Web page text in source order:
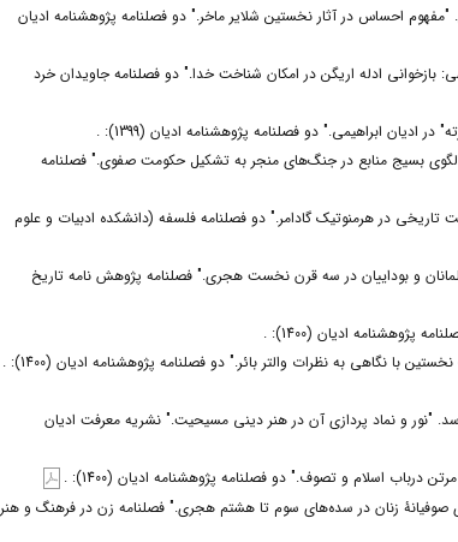
احساس در آثار نخستین شلایر ماخر." دو فصلنامه پژوهشنامه ادیان
بازخوانی ادله اریگن در امکان شناخت خدا." دو فصلنامه جاویدان خرد
ابراهیمی." دو فصلنامه پژوهشنامه ادیان (1399): .
بسیج منابع در جنگ‌های منجر به تشکیل حکومت صفوی." فصلنامه
در هرمنوتیک گادامر." دو فصلنامه فلسفه (دانشکده ادبیات و علوم
و بوداییان در سه قرن نخست هجری." فصلنامه پژوهش نامه تاریخ
پژوهشنامه ادیان (1400): .
نگاهی به نظرات والتر بائر." دو فصلنامه پژوهشنامه ادیان (1400): .
"نور و نماد پردازی آن در هنر دینی مسیحیت." نشریه معرفت ادیان
درباب اسلام و تصوف." دو فصلنامه پژوهشنامه ادیان (1400): .
صوفیانۀ زنان در سده‌‌های سوم تا هشتم هجری." فصلنامه زن در فرهنگ و هنر